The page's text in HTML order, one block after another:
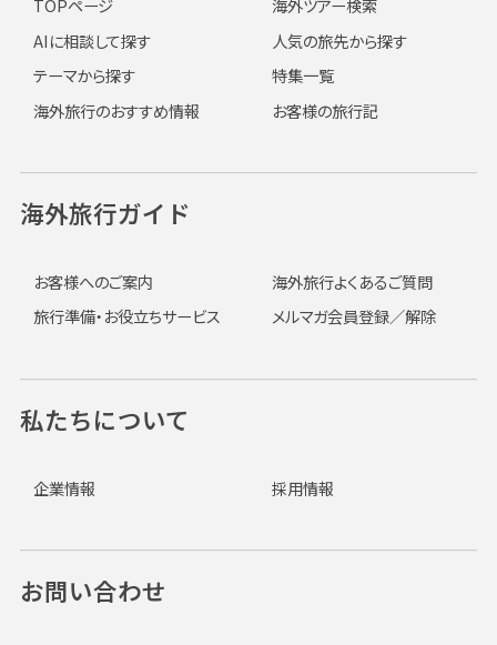
TOPページ
海外ツアー検索
AIに相談して探す
人気の旅先から探す
テーマから探す
特集一覧
海外旅行のおすすめ情報
お客様の旅行記
海外旅行ガイド
お客様へのご案内
海外旅行よくあるご質問
旅行準備・お役立ちサービス
メルマガ会員登録／解除
私たちについて
企業情報 採用情報
お問い合わせ